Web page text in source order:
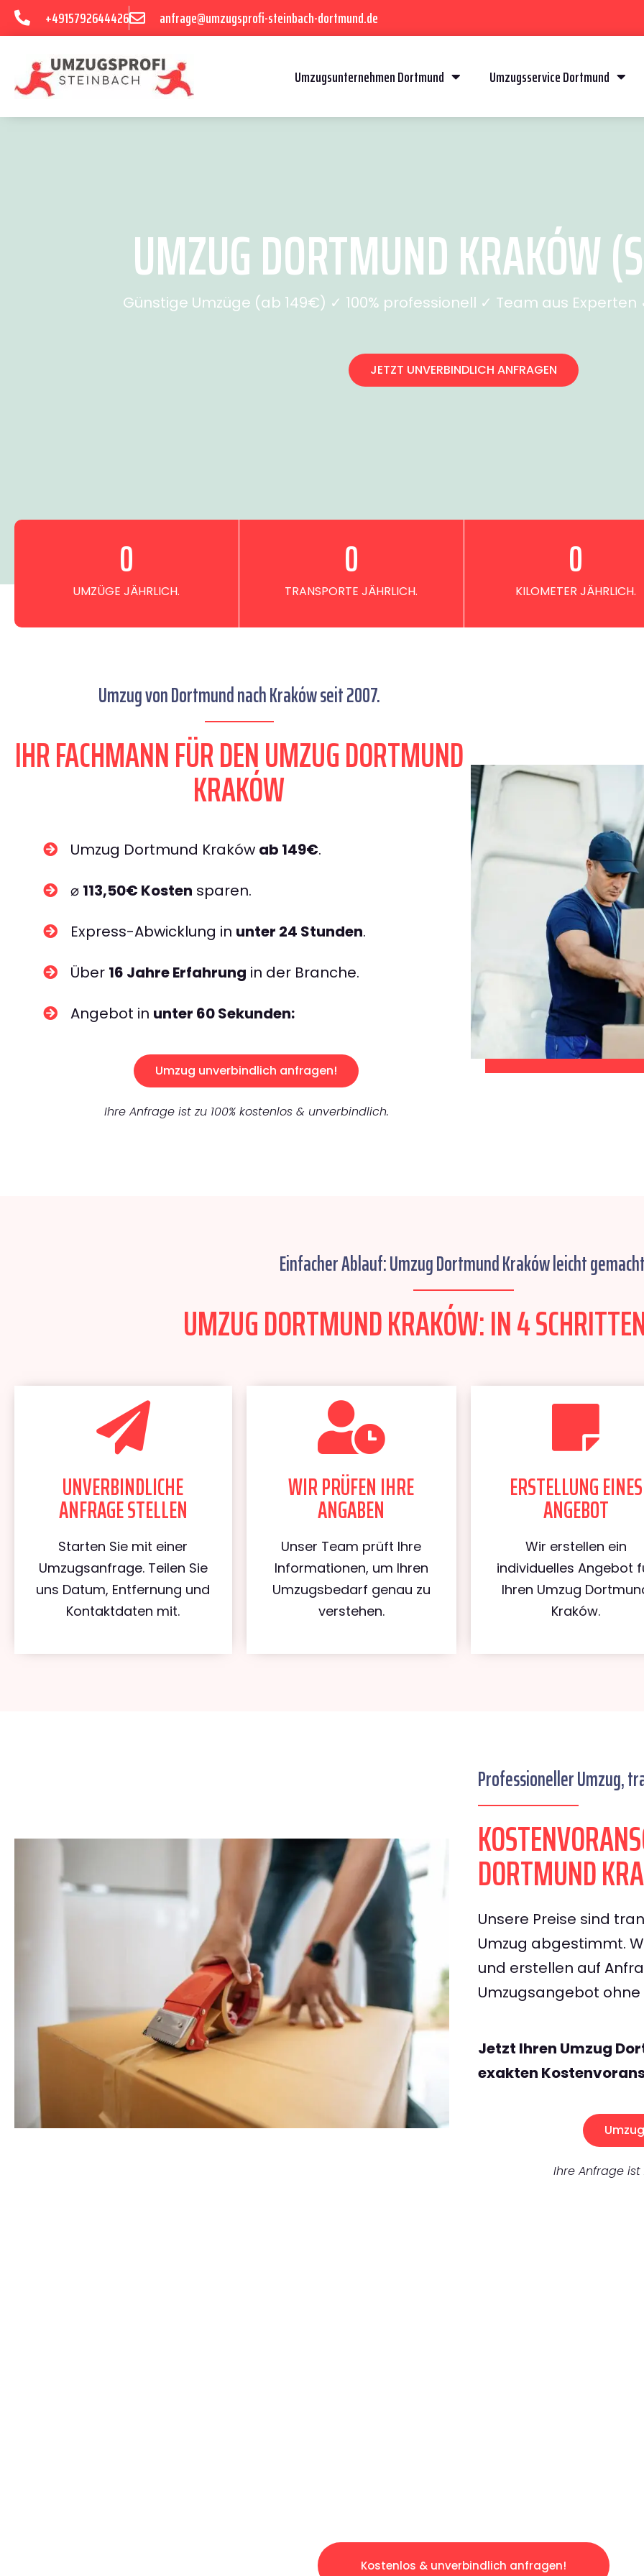
+4915792644426 anfrage@umzugsprofi-steinbach-dortmund.de
Umzugsunternehmen Dortmund Umzugsservice Dortmund
UMZUG DORTMUND KRAKÓW
Günstige Umzüge (ab 149€) ✓ 100% professionell ✓ Team aus
JETZT UNVERBINDLICH ANFRAGEN
UMZÜGE JÄHRLICH.
0
TRANSPORTE JÄHRLICH.
0
KILOMETER JÄHRLICH.
0
Umzug von Dortmund nach Kraków seit 2007.
IHR FACHMANN FÜR DEN UMZUG DORTMUND
KRAKÓW
Umzug Dortmund Kraków ab 149€.
⌀ 113,50€ Kosten sparen.
Express-Abwicklung in unter 24 Stunden.
Über 16 Jahre Erfahrung in der Branche.
Angebot in unter 60 Sekunden:
Umzug unverbindlich anfragen!
Ihre Anfrage ist zu 100% kostenlos & unverbindlich.
Einfacher Ablauf: Umzug Dortmund Kraków leicht
UMZUG DORTMUND KRAKÓW: IN 4
UNVERBINDLICHE
ANFRAGE STELLEN
Starten Sie mit einer
Umzugsanfrage. Teilen Sie
uns Datum, Entfernung und
Kontaktdaten mit.
WIR PRÜFEN IHRE
ANGABEN
Unser Team prüft Ihre
Informationen, um Ihren
Umzugsbedarf genau zu
verstehen.
ERSTELLUNG EINES
ANGEBOT
Wir erstellen ein
individuelles Angebot
Ihren Umzug
Kraków.
Professioneller Umzug,
DORTMUND
Unsere Preise sind
Umzug abgestimmt.
und erstellen auf
Umzugsangebot
Jetzt Ihren Umzug
exakten
Ihre Anfrage ist
Kostenlos & unverbindlich anfragen!